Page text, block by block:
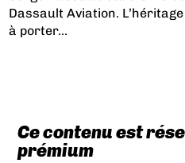
Dassault Aviation.
à porter...
Ce contenu est
prémium